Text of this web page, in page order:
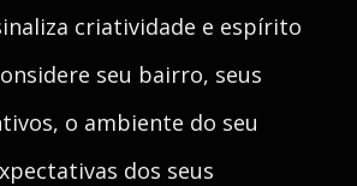
criatividade e espírito
seu bairro, seus
o ambiente do seu
dos seus